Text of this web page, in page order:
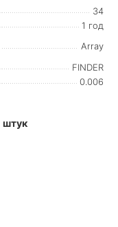
34
1 год
Array
FINDER
0.006
штук